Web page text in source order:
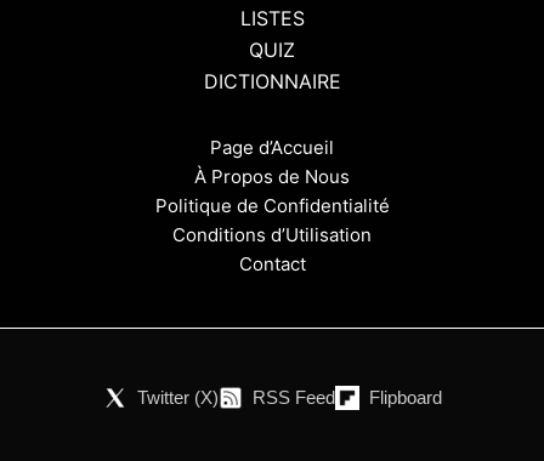
LISTES
QUIZ
DICTIONNAIRE
Page d’Accueil
À Propos de Nous
Politique de Confidentialité
Conditions d’Utilisation
Contact
Twitter (X) RSS Feed Flipboard